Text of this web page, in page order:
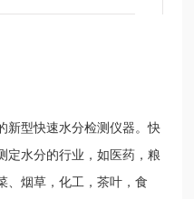
新型快速水分检测仪器。快
定水分的行业，如医药，粮
、烟草，化工，茶叶，食